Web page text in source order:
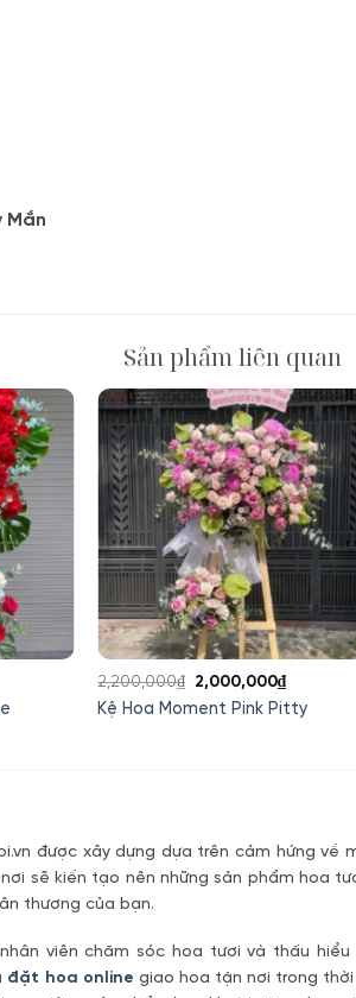
Mắn
Sản phẩm liên quan
Kệ Hoa Moment Pink Pitty
2,200,000₫ Giá
gốc
2,000,000₫Giá
hiện
được xây dựng dựa trên cảm hứng về
sẽ kiến tạo nên những sản phẩm hoa
thương của bạn.
viên chăm sóc hoa tươi và thấu
đặt hoa online giao hoa tận nơi trong thời